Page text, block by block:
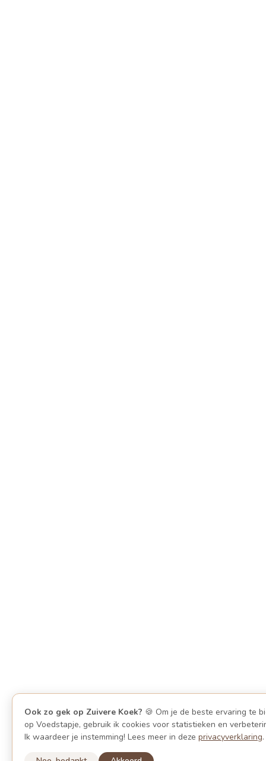
Ook zo gek op Zuivere Koek? 🍪 Om je de beste ervaring te
op Voedstapje, gebruik ik cookies voor statistieken en
Ik waardeer je instemming! Lees meer in deze privacyverklaring.